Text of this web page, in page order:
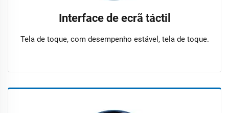
Interface de ecrã táctil
Tela de toque, com desempenho estável, tela de toque.